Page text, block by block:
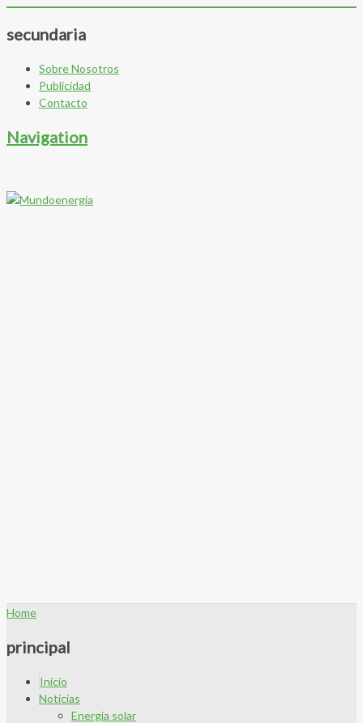
secundaria
Sobre Nosotros
Publicidad
Contacto
Navigation
Home
principal
Inicio
Noticias
Energía solar